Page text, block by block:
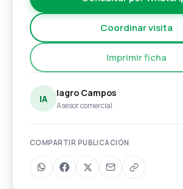
Coordinar visita
Imprimir ficha
IA
Iagro Campos
Asesor comercial
COMPARTIR PUBLICACIÓN